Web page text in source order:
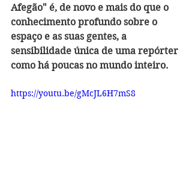
Afegão" é, de novo e mais do que o
conhecimento profundo sobre o
espaço e as suas gentes, a
sensibilidade única de uma repórter
como há poucas no mundo inteiro.
https://youtu.be/gMcJL6H7mS8